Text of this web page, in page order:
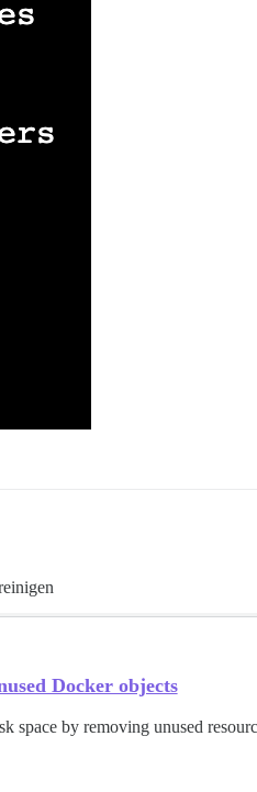
Docker objects
space by removing unused